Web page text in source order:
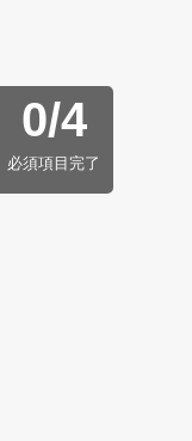
0/4
必須項目完了